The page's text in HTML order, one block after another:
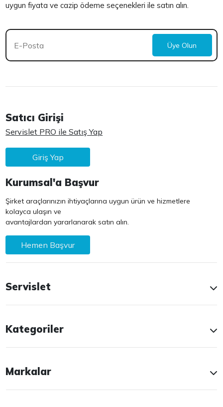
uygun fiyata ve cazip ödeme seçenekleri ile satın alın.
Üye Olun
Satıcı Girişi
Servislet PRO ile Satış Yap
Giriş Yap
Kurumsal'a Başvur
Şirket araçlarınızın ihtiyaçlarına uygun ürün ve hizmetlere
kolayca ulaşın ve
avantajlardan yararlanarak satın alın.
Hemen Başvur
Servislet
Kategoriler
Markalar